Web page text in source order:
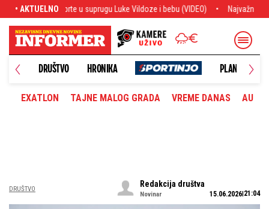
• AKTUELNO
Luke Vildoze i bebu (VIDEO) Najvažnije sa transfer pijace: Siti
DRUŠTVO HRONIKA PLANETA
EXATLON TAJNE MALOG GRADA VREME DANAS
DRUŠTVO
Redakcija društva
Novinar 15.06.2026 21:04